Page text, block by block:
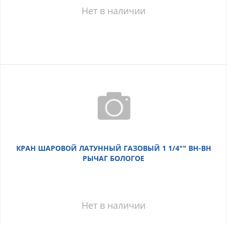
Нет в наличии
КРАН ШАРОВОЙ ЛАТУННЫЙ ГАЗОВЫЙ 1 1/4"" ВН-ВН
РЫЧАГ БОЛОГОЕ
Нет в наличии